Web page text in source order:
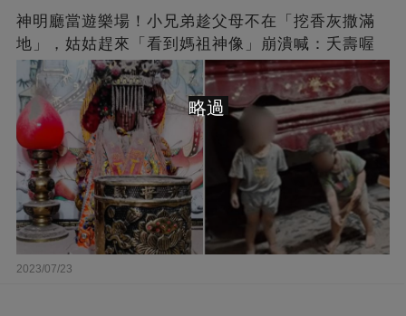
神明廳當遊樂場！小兄弟趁父母不在「挖香灰撒滿
地」，姑姑趕來「看到媽祖神像」崩潰喊：夭壽喔
2023/07/23
略過